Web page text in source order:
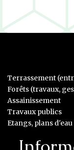
Terrassement
Forêts (travaux,
Assainissement
Travaux publics
Etangs, plans